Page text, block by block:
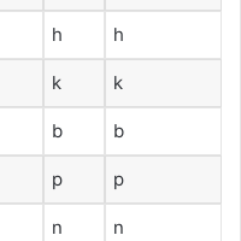
h h
k k
b b
p p
n n